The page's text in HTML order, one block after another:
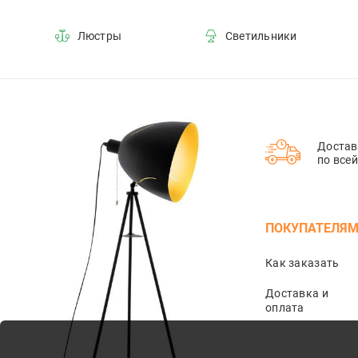
Люстры Светильники
по
ПОКУПАТЕЛЯМ
Как заказать
Доставка и
оплата